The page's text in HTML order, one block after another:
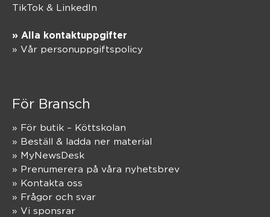
TikTok & LinkedIn
» Alla kontaktuppgifter
» Vår personuppgiftspolicy
För Bransch
» För butik – Köttskolan
» Beställ & ladda ner material
» MyNewsDesk
» Prenumerera på våra nyhetsbrev
» Kontakta oss
» Frågor och svar
» Vi sponsrar